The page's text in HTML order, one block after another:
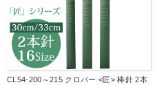
CL54-200～215 クロバー <匠> 棒針 2本